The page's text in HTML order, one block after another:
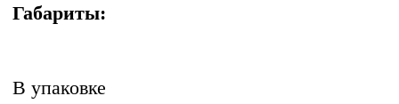
Габариты:
В упаковке